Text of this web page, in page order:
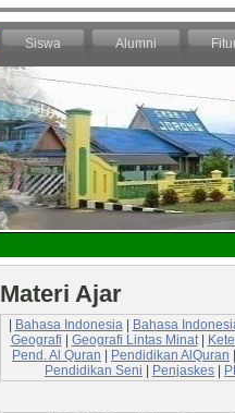
Siswa Alumni
Materi Ajar
| Bahasa Indonesia | Bahasa
Geografi | Geografi Lintas Minat|
Pend. Al Quran | Pendidikan AlQuran |
Pendidikan Seni | Penjaskes |